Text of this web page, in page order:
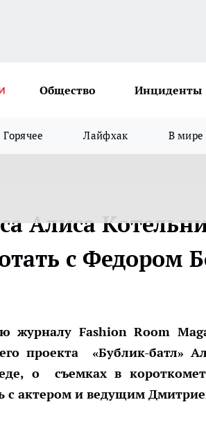
Общество Инциденты
Горячее Лайфхак В мире
Алиса
с Федором
журналу Fashion Room
проекта «Бублик-батл»
о съемках в
с актером и ведущим